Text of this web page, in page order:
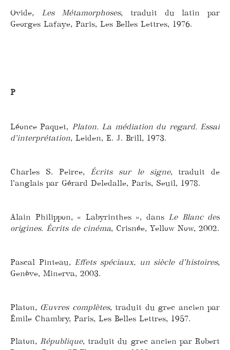
Ovide, Les Métamorphoses, traduit du latin par
Georges Lafaye, Paris, Les Belles Lettres, 1976.
P
Léonce Paquet, Platon. La médiation du regard. Essai
d’interprétation, Leiden, E. J. Brill, 1973.
Charles S. Peirce, Écrits sur le signe, traduit de
l’anglais par Gérard Deledalle, Paris, Seuil, 1978.
Alain Philippon, « Labyrinthes », dans Le Blanc des
origines. Écrits de cinéma, Crisnée, Yellow Now, 2002.
Pascal Pinteau, Effets spéciaux, un siècle d’histoires,
Genève, Minerva, 2003.
Platon, Œuvres complètes, traduit du grec ancien par
Émile Chambry, Paris, Les Belles Lettres, 1957.
Platon, République, traduit du grec ancien par Robert